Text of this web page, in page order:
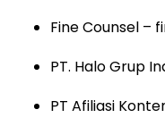
Fine Counsel –
PT. Halo Grup
PT Afiliasi